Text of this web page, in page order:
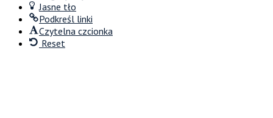
Jasne tło
Podkreśl linki
Czytelna czcionka
Reset